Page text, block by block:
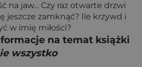
na jaw… Czy raz otwarte drzwi
jeszcze zamknąć? Ile krzywd i
w imię miłości?
na temat książki
wszystko